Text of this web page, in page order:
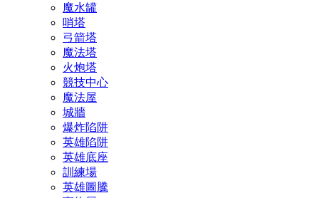
魔水罐
哨塔
弓箭塔
魔法塔
火炮塔
競技中心
魔法屋
城牆
爆炸陷阱
英雄陷阱
英雄底座
訓練場
英雄圖騰